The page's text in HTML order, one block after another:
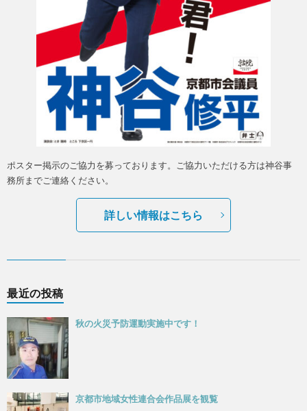
ポスター掲示のご協力を募っております。ご協力いただける方は神谷事
務所までご連絡ください。
詳しい情報はこちら
最近の投稿
秋の火災予防運動実施中です！
京都市地域女性連合会作品展を観覧